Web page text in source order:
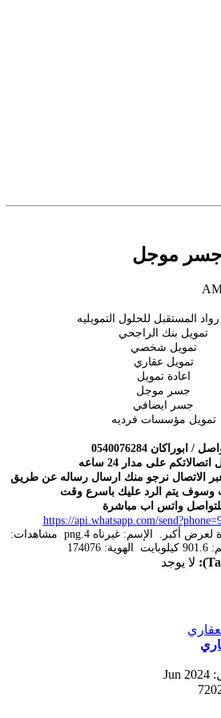
جسر موجل
المستقبل للحلول التمويليه
تمويل بنك الراجحي
تمويل شخصي
تمويل عقاري
اعادة تمويل
جسر موجل
جسر ايضافي
تمويل مؤسسات فرديه
/ ابوراكان 0540076284
على مدار 24 ساعه
عبر الاتصال نرجو منك ارسال رساله عن طريق
وسوف يتم الرد عليك باسرع وقت
واتس اب مباشرة
https://api.whatsapp.com/
لا يوجد
Jun 2024